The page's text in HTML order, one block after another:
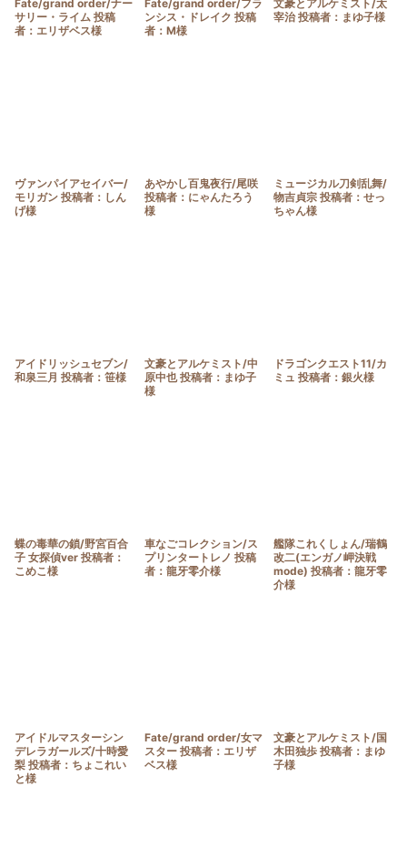
Fate/grand order/ナー
サリー・ライム 投稿
者：エリザベス様
Fate/grand order/フラ
ンシス・ドレイク 投稿
者：M様
文豪とアルケミスト/太
宰治 投稿者：まゆ子様
ヴァンパイアセイバー/
モリガン 投稿者：しん
げ様
あやかし百鬼夜行/尾咲
投稿者：にゃんたろう
様
ミュージカル刀剣乱舞/
物吉貞宗 投稿者：せっ
ちゃん様
アイドリッシュセブン/
和泉三月 投稿者：笹様
文豪とアルケミスト/中
原中也 投稿者：まゆ子
様
ドラゴンクエスト11/カ
ミュ 投稿者：銀火様
蝶の毒華の鎖/野宮百合
子 女探偵ver 投稿者：
こめこ様
車なごコレクション/ス
プリンタートレノ 投稿
者：龍牙零介様
艦隊これくしょん/瑞鶴
改二(エンガノ岬決戦
mode) 投稿者：龍牙零
介様
アイドルマスターシン
デレラガールズ/十時愛
梨 投稿者：ちょこれい
と様
Fate/grand order/女マ
スター 投稿者：エリザ
ベス様
文豪とアルケミスト/国
木田独歩 投稿者：まゆ
子様